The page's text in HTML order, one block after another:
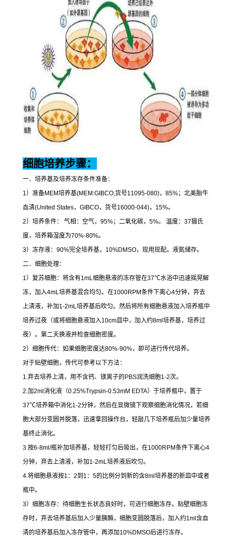
细胞培养步骤：
一．培养基及培养冻存条件准备：
1 ）准备MEM培养基(MEM:GIBCO, 货号11095-080)， 85%；北美胎牛
血清(United States， GIBCO，货号16000-044)， 15%。
2）培养条件： 气相：空气， 95%；二氧化碳， 5%。 温度： 37摄氏
度，培养箱湿度为70%-80%。
3）冻存液： 90%完全培养基， 10%DMSO，现用现配。液氮储存。
二．细胞处理：
1 ）复苏细胞：将含有1mL 细胞悬液的冻存管在37℃水浴中迅速摇晃解
冻，加入4mL 培养基混合均匀。在1000RPM条件下离心4分钟，弃去
上清液，补加1-2mL 培养基后吹匀。然后将所有细胞悬液加入培养瓶中
培养过夜（或将细胞悬液加入10cm皿中，加入约8ml培养基，培养过
夜）。第二天换液并检查细胞密度。
2）细胞传代：如果细胞密度达80%-90%，即可进行传代培养。
对于贴壁细胞，传代可参考以下方法：
1. 弃去培养上清，用不含钙、镁离子的PBS润洗细胞1-2次。
2. 加2ml消化液（0.25%Trypsin-0.53mM EDTA）于培养瓶中，置于
37℃培养箱中消化1-2分钟，然后在显微镜下观察细胞消化情况，若细
胞大部分变圆并脱落，迅速拿回操作台，轻敲几下培养瓶后加少量培养
基终止消化。
3. 按6-8ml/瓶补加培养基，轻轻打匀后吸出，在1000RPM条件下离心4
分钟，弃去上清液，补加1-2mL 培养液后吹匀。
4. 将细胞悬液按1 ： 2到 1 ： 5的比例分到新的含8ml培养基的新皿中或者
瓶中。
3）细胞冻存：待细胞生长状态良好时，可进行细胞冻存。贴壁细胞冻
存时，弃去培养基后加入少量胰酶，细胞变圆脱落后，加入约1ml含血
清的培养基后加入冻存管中，再添加10%DMSO后进行冻存。